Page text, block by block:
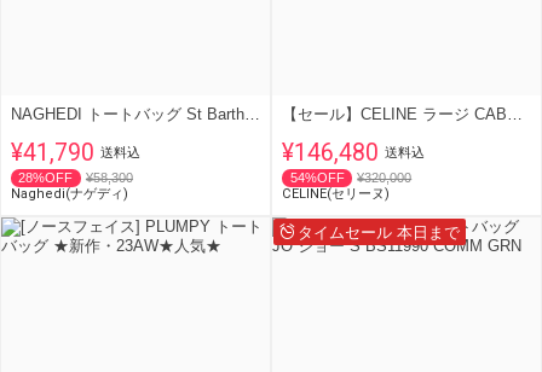
NAGHEDI トートバッグ St Barths Medium SN03013LD ネオプレン
¥41,790 送料込
28%OFF
¥58,300
Naghedi(ナゲディ)
【セール】CELINE ラージ CABAS タイス トートバッグ
¥146,480 送料込
54%OFF
¥320,000
CELINE(セリーヌ)
タイムセール 本日まで